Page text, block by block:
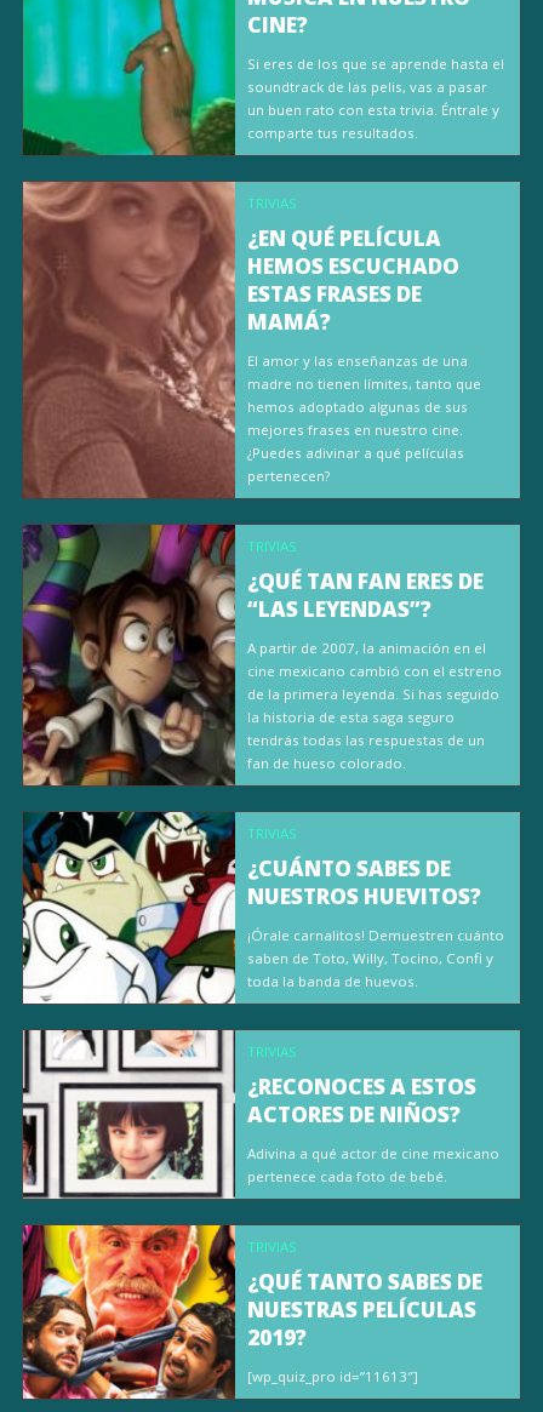
CINE?
Si eres de los que se aprende hasta el
soundtrack de las pelis, vas a pasar
un buen rato con esta trivia. Éntrale y
comparte tus resultados.
TRIVIAS
¿EN QUÉ PELÍCULA
HEMOS ESCUCHADO
ESTAS FRASES DE
MAMÁ?
El amor y las enseñanzas de una
madre no tienen límites, tanto que
hemos adoptado algunas de sus
mejores frases en nuestro cine.
¿Puedes adivinar a qué películas
pertenecen?
TRIVIAS
¿QUÉ TAN FAN ERES DE
“LAS LEYENDAS”?
A partir de 2007, la animación en el
cine mexicano cambió con el estreno
de la primera leyenda. Si has seguido
la historia de esta saga seguro
tendrás todas las respuestas de un
fan de hueso colorado.
TRIVIAS
¿CUÁNTO SABES DE
NUESTROS HUEVITOS?
¡Órale carnalitos! Demuestren cuánto
saben de Toto, Willy, Tocino, Confi y
toda la banda de huevos.
TRIVIAS
¿RECONOCES A ESTOS
ACTORES DE NIÑOS?
Adivina a qué actor de cine mexicano
pertenece cada foto de bebé.
TRIVIAS
¿QUÉ TANTO SABES DE
NUESTRAS PELÍCULAS
2019?
[wp_quiz_pro id=”11613″]